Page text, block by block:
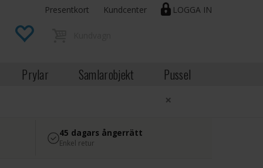
LOGGA IN
Presentkort Kundcenter
Prylar Samlarobjekt Pussel
×
45 dagars ångerrätt
Enkel retur